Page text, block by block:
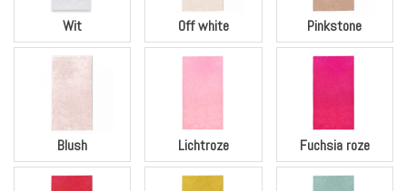
Wit Off white Pinkstone
Blush Lichtroze Fuchsia roze